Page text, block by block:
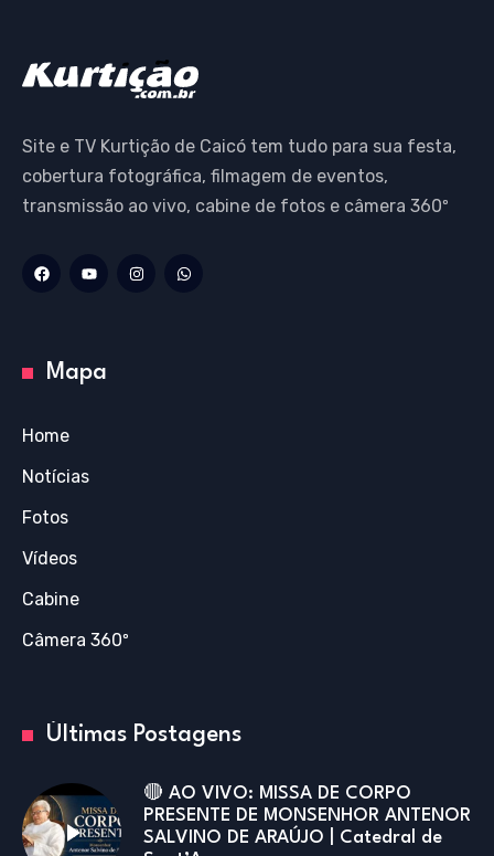
Site e TV Kurtição de Caicó tem tudo para sua festa,
cobertura fotográfica, filmagem de eventos,
transmissão ao vivo, cabine de fotos e câmera 360º
Mapa
Home
Notícias
Fotos
Vídeos
Cabine
Câmera 360º
Últimas Postagens
🔴 AO VIVO: MISSA DE CORPO
PRESENTE DE MONSENHOR ANTENOR
SALVINO DE ARAÚJO | Catedral de